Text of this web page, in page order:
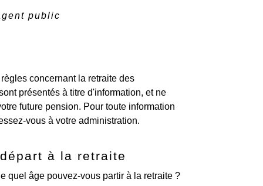
public
concernant la retraite des
présentés à titre d'information, et ne
future pension. Pour toute information
vous à votre administration.
à la retraite
quel âge pouvez-vous partir à la retraite ?